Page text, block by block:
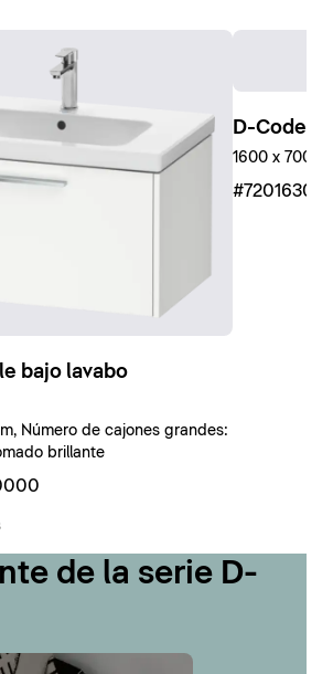
bajo lavabo
Número de cajones grandes:
brillante
D-Code
1600 x 700
de la serie D-